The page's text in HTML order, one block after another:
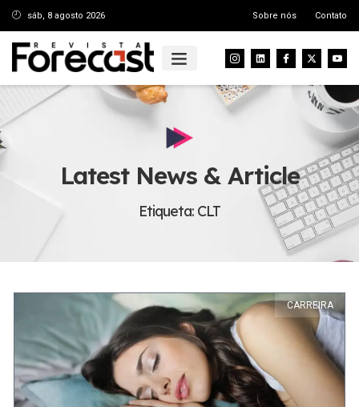
sáb, 8 agosto 2026 Sobre nós Contato
Latest News & Article
Etiqueta: CLT
CARREIRA